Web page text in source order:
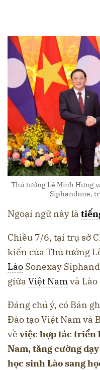
Thủ tướng Lê Minh Hưng
Siphandone,
Ngoại ngữ này là
Chiều 7/6, tại trụ sở
kiến của Thủ tướng
Lào Sonexay
giữa Việt Namvà Lào
Đáng chú ý, có Bản
Đào tạo Việt Nam và
về việc hợp tác triển
Nam, tăng cường
học sinh Lào sang